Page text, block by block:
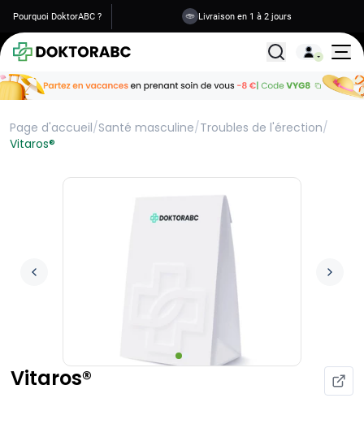
Pourquoi DoktorABC ? Livraison en 1 à 2 jours
Tous les
Page d'accueil/Santé masculine/Troubles de l'érection/
Vitaros®
Vitaros®